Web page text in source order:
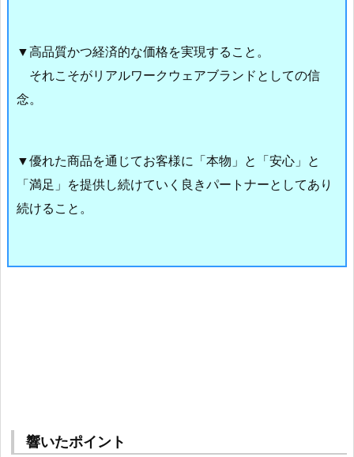
▼高品質かつ経済的な価格を実現すること。
それこそがリアルワークウェアブランドとしての信
念。
▼優れた商品を通じてお客様に「本物」と「安心」と
「満足」を提供し続けていく良きパートナーとしてあり
続けること。
響いたポイント